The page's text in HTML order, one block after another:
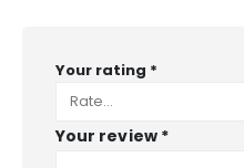
Your rating *
Your review *